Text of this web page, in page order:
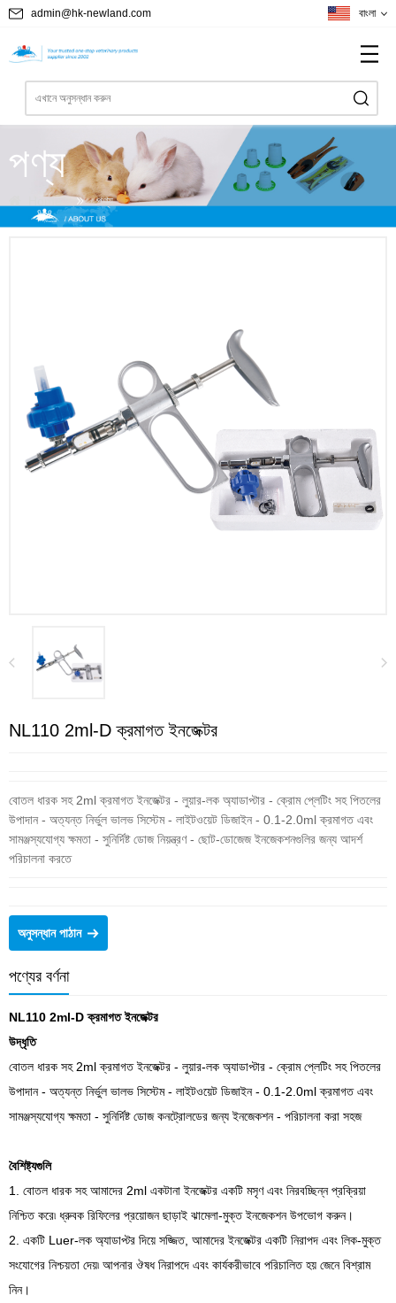
admin@hk-newland.com বাংলা
পণ্য
Home পণ্য
NL110 2ml-D ক্রমাগত ইনজেক্টর
বোতল ধারক সহ 2ml ক্রমাগত ইনজেক্টর - লুয়ার-লক অ্যাডাপ্টার - ক্রোম প্লেটিং সহ পিতলের
উপাদান - অত্যন্ত নির্ভুল ভালভ সিস্টেম - লাইটওয়েট ডিজাইন - 0.1-2.0ml ক্রমাগত এবং
সামঞ্জস্যযোগ্য ক্ষমতা - সুনির্দিষ্ট ডোজ নিয়ন্ত্রণ - ছোট-ডোজেজ ইনজেকশনগুলির জন্য আদর্শ
পরিচালনা করতে
অনুসন্ধান পাঠান
পণ্যের বর্ণনা
NL110 2ml-D ক্রমাগত ইনজেক্টর
উদ্ধৃতি
বোতল ধারক সহ 2ml ক্রমাগত ইনজেক্টর - লুয়ার-লক অ্যাডাপ্টার - ক্রোম প্লেটিং সহ পিতলের
উপাদান - অত্যন্ত নির্ভুল ভালভ সিস্টেম - লাইটওয়েট ডিজাইন - 0.1-2.0ml ক্রমাগত এবং
সামঞ্জস্যযোগ্য ক্ষমতা - সুনির্দিষ্ট ডোজ কনট্রোলডের জন্য ইনজেকশন - পরিচালনা করা সহজ
বৈশিষ্ট্যগুলি
1. বোতল ধারক সহ আমাদের 2ml একটানা ইনজেক্টর একটি মসৃণ এবং নিরবচ্ছিন্ন প্রক্রিয়া
নিশ্চিত করে৷ ধ্রুবক রিফিলের প্রয়োজন ছাড়াই ঝামেলা-মুক্ত ইনজেকশন উপভোগ করুন।
2. একটি Luer-লক অ্যাডাপ্টর দিয়ে সজ্জিত, আমাদের ইনজেক্টর একটি নিরাপদ এবং লিক-মুক্ত
সংযোগের নিশ্চয়তা দেয়৷ আপনার ঔষধ নিরাপদে এবং কার্যকরীভাবে পরিচালিত হয় জেনে বিশ্রাম
নিন।